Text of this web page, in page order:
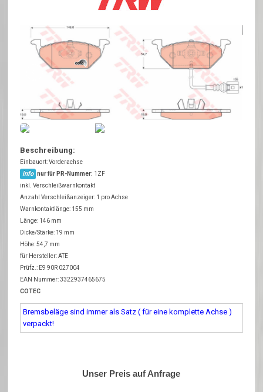
Beschreibung:
Einbauort: Vorderachse
info nur für PR-Nummer: 1ZF
inkl. Verschleißwarnkontakt
Anzahl Verschleißanzeiger: 1 pro Achse
Warnkontaktlänge: 155 mm
Länge: 146 mm
Dicke/Stärke: 19 mm
Höhe: 54,7 mm
für Hersteller: ATE
Prüfz.: E9 90R 027004
EAN Nummer: 3322937465675
COTEC
Bremsbeläge sind immer als Satz ( für eine komplette Achse )
verpackt!
Unser Preis auf Anfrage